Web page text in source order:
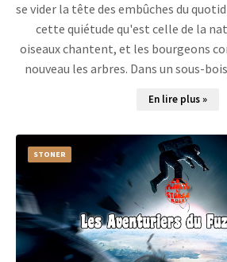
se vider la tête des embûches du
cette quiétude qu'est celle de la
oiseaux chantent, et les bourgeons
nouveau les arbres. Dans un sous-
En lire plus »
STONER